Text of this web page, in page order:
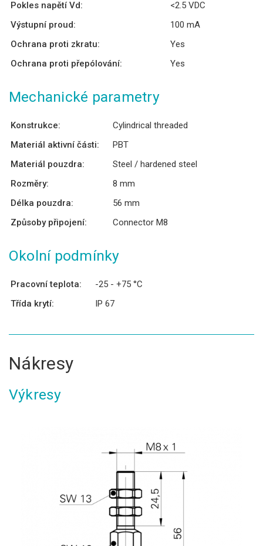
Pokles napětí Vd:
<2.5 VDC
Výstupní proud:
100 mA
Ochrana proti zkratu:
Yes
Ochrana proti přepólování:
Yes
Mechanické parametry
Konstrukce:
Cylindrical threaded
Materiál aktivní části:
PBT
Materiál pouzdra:
Steel / hardened steel
Rozměry:
8 mm
Délka pouzdra:
56 mm
Způsoby připojení:
Connector M8
Okolní podmínky
Pracovní teplota:
-25 - +75 °C
Třída krytí:
IP 67
Nákresy
Výkresy